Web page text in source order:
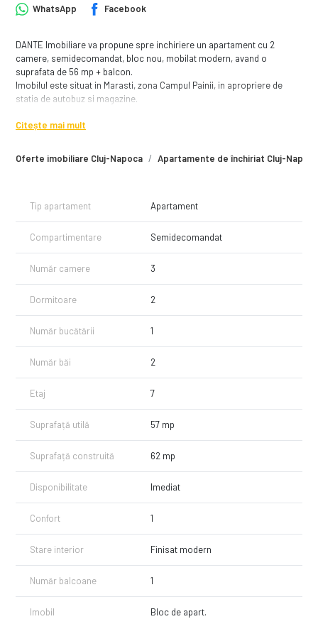
Oferte imobiliare Cluj-Napoca Apartamente de închiriat Cluj-Napoca
WhatsApp Facebook
DANTE Imobiliare va propune spre inchiriere un apartament cu 2
camere, semidecomandat, bloc nou, mobilat modern, avand o
suprafata de 56 mp + balcon.
Imobilul este situat in Marasti, zona Campul Painii, in apropriere de
statia de autobuz si magazine.
Apartamentul este situat la etajul 7 din 7 si compartimentarea este
balcon
- dormitor cu pat matrimonial, dulap pentru haine si baie proprie cu
- dormitor cu pat matrimonial, dulap pentru haine si birou
- baia cu cada si masina de spalat rufe
Pentru vizionari sau alte informatii va stam la dispozitie!
Citește mai mult
Tip apartament Apartament
Compartimentare Semidecomandat
Număr camere 3
Dormitoare 2
Număr bucătării 1
Număr băi 2
Etaj 7
Suprafață utilă 57 mp
Suprafață construită 62 mp
Disponibilitate Imediat
Confort 1
Stare interior Finisat modern
Număr balcoane 1
Imobil Bloc de apart.